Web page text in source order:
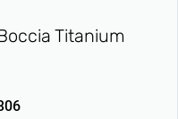
Titanium